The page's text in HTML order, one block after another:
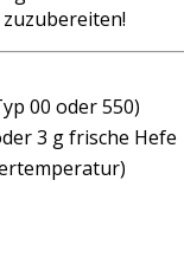
00 oder 550)
3 g frische Hefe